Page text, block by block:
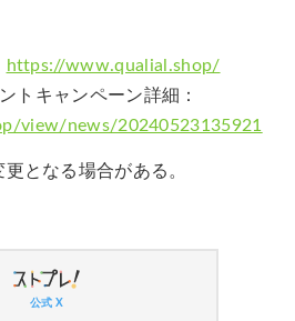
https://www.qualial.shop/
トキャンペーン詳細：
view/news/20240523135921
となる場合がある。
公式 X